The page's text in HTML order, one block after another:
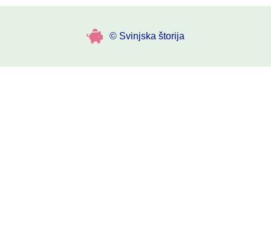
© Svinjska štorija